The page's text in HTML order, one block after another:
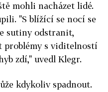
mohli nacházet lidé.
"S blížící se nocí se
sutiny odstranit,
problémy s viditelností
zdí," uvedl Klegr.
kdykoliv spadnout.